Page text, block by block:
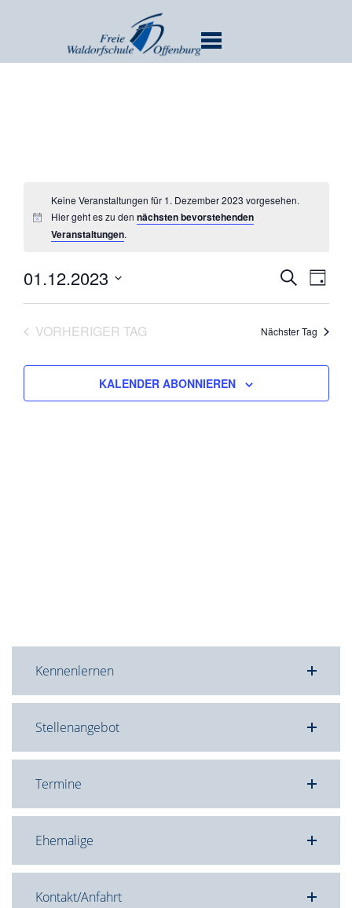
Keine Veranstaltungen für 1. Dezember 2023 vorgesehen.
Hier geht es zu den nächsten bevorstehenden
Veranstaltungen.
Suche
SUCHE
TAG
01.12.2023
Datum
wählen.
VORHERIGER TAG Nächster Tag
KALENDER ABONNIEREN
Kennenlernen
Stellenangebot
Termine
Ehemalige
Kontakt/Anfahrt